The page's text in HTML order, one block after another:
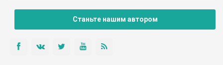
Станьте нашим автором